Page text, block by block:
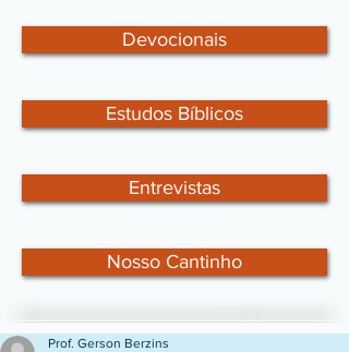
Devocionais
Estudos Bíblicos
Entrevistas
Nosso Cantinho
Prof. Gerson Berzins